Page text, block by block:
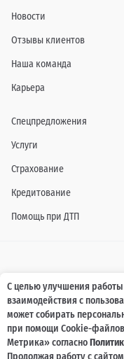
Новости
Отзывы клиентов
Наша команда
Карьера
Спецпредложения
Услуги
Страхование
Кредитование
Помощь при ДТП
Информация о технических
гамме и стоимости
их проведения, указанных на
характер и ни при
определяемой
Российской Федерации. Для
С целью улучшения работы
взаимодействия с
может собирать
при помощи Cookie-
Метрика» согласно
Продолжая работу с